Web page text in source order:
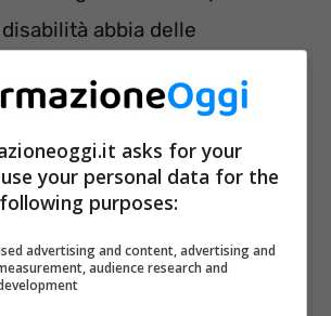
abbia delle
sullo svolgimento
quotidiane. Tra i
economici, ci sono l’IVA al
di auto e apparecchiature
detrazione fiscale al 19% e
pagamento di alcune imposte,
asks for your
your personal data for the
following purposes:
advertising and content, advertising and
audience research and